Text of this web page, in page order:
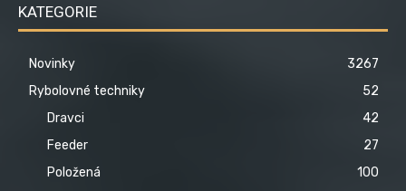
KATEGORIE
Novinky
3267
Rybolovné techniky
52
Dravci
42
Feeder
27
Položená
100